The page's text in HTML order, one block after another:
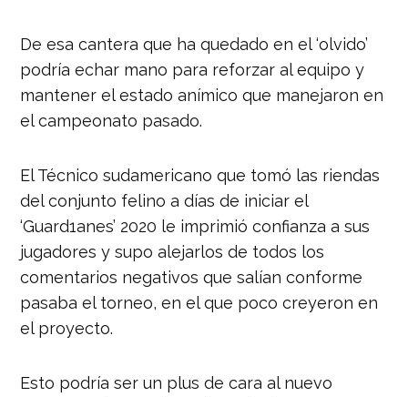
De esa cantera que ha quedado en el ‘olvido’
podría echar mano para reforzar al equipo y
mantener el estado anímico que manejaron en
el campeonato pasado.
El Técnico sudamericano que tomó las riendas
del conjunto felino a días de iniciar el
‘Guard1anes’ 2020 le imprimió confianza a sus
jugadores y supo alejarlos de todos los
comentarios negativos que salían conforme
pasaba el torneo, en el que poco creyeron en
el proyecto.
Esto podría ser un plus de cara al nuevo